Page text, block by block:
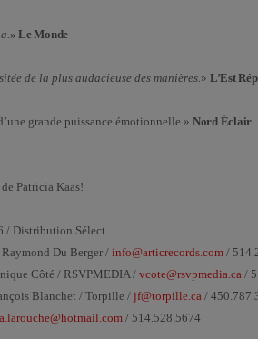
» Le Monde
de la plus audacieuse des manières. » L’Est
grande puissance émotionnelle.» Nord Éclair
de Patricia Kaas!
/ Distribution Sélect
Du Berger /info@articrecords.com /
Côté / RSVPMEDIA / vcote@rsvpmedia.ca /
Blanchet / Torpille / jf@torpille.ca /
/ 514.528.5674